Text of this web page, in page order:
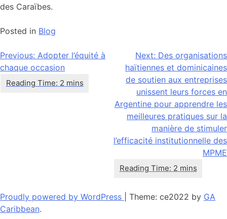
des Caraïbes.
Posted in Blog
Navigation
de
Previous: Adopter l’équité à
chaque occasion
Next: Des organisations
haïtiennes et dominicaines
de soutien aux entreprises
unissent leurs forces en
Argentine pour apprendre les
meilleures pratiques sur la
manière de stimuler
l’efficacité institutionnelle des
MPME
Proudly powered by WordPress Theme: ce2022 by GA
Caribbean.